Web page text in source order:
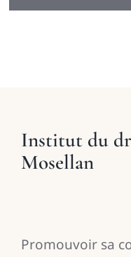
Institut du
Mosellan
Promouvoir sa